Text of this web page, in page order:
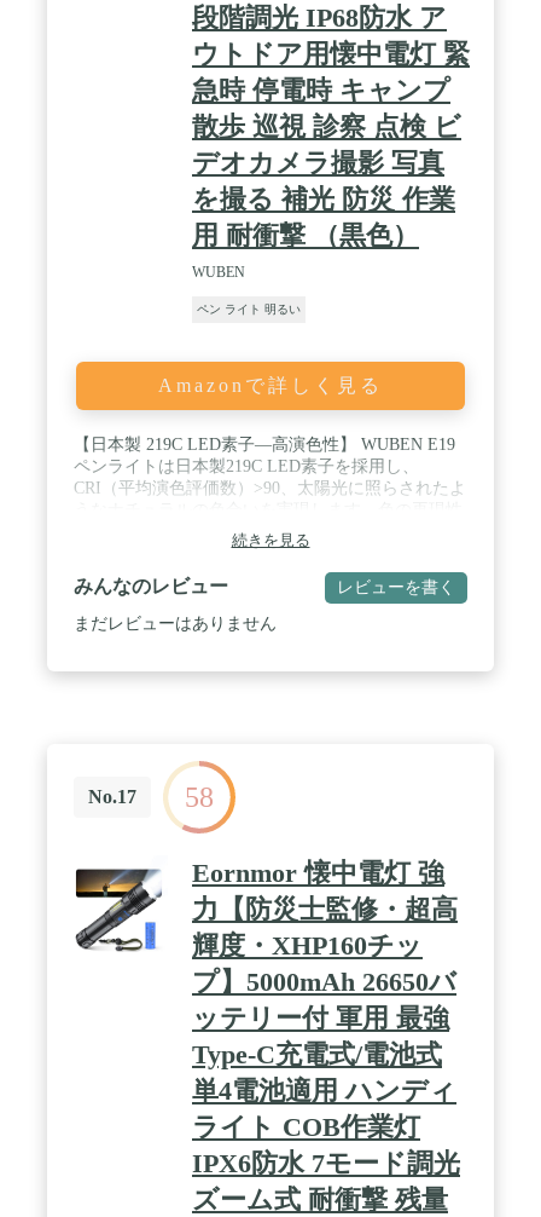
段階調光 IP68防水 ア
ウトドア用懐中電灯 緊
急時 停電時 キャンプ
散歩 巡視 診察 点検 ビ
デオカメラ撮影 写真
を撮る 補光 防災 作業
用 耐衝撃 （黒色）
WUBEN
ペン ライト 明るい
Amazonで詳しく見る
【日本製 219C LED素子―高演色性】 WUBEN E19
ペンライトは日本製219C LED素子を採用し、
CRI（平均演色評価数）>90、太陽光に照らされたよ
が重要な要素となる検査環境に最適な照明として、
家庭用の診察、小物の点検、車中に常備用等におす
すめします。色温度は約4000K、ウォームホワイト
の光色で良い雰囲気を作ります。 / 【明るさ最大
200ルーメン―高輝度】 E19小型懐中電灯は単四電
っています！ / 【人間工学設計―玄人志向】 人間工
学設計を基づいて、硬質のプラスチック製ボダンで
より良い押し感じます。本体部分の特別な弧度設
計、滑りにくく、握りやすく、指の先で挟む姿勢も
不便がありません。表面には軍用グレードアルマイ
ト耐磨・耐蝕処理し、長い年月を経ても摩耗や錆な
どの損傷に負けずledライトです。また、クリップ式
として、ポケットにつけて大便利です。 / 【ANSI規
格準拠―高品質】 E19ペンライトの本体部分は航空
級6061アルミ合金製、ヘッド部分は合金製リフレク
ター、エンド部分は金メッキされたバネ、細部まで
こだわったledペンライトです。さらに、ANSI規格
準拠IP68(水深2メートル1時間）、1.5メートル落下
耐久（高さ1.5mの落下テスト）で、防水・防塵・耐
衝撃・耐摩耗に優れた懐中電灯です。 / 【心強いサ
ポート】 WUBEN E19 ペンライトは店舗保証のアフ
ターサービスを提供致します。製造には万全を期し
ておりますが、万が一、不具合等がある場合、お気
軽にお問い合わせください。24時間以内対応致しま
す。【梱包内容：WUBEN E19 本体×1；AAA電池
×2；防水イング×2；取扱説明書×1；保証カード×1】
続きを見る
みんなのレビュー レビューを書く
まだレビューはありません
No.17 58
Eornmor 懐中電灯 強
力【防災士監修・超高
輝度・XHP160チッ
プ】5000mAh 26650バ
ッテリー付 軍用 最強
Type-C充電式/電池式
単4電池適用 ハンディ
ライト COB作業灯
IPX6防水 7モード調光
ズーム式 耐衝撃 残量